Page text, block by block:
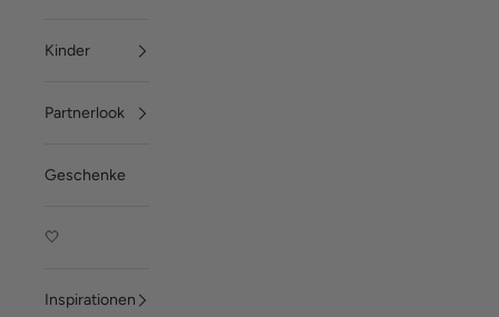
Kinder
Partnerlook
Geschenke
🤍
Inspirationen